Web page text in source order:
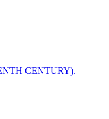
CENTURY).